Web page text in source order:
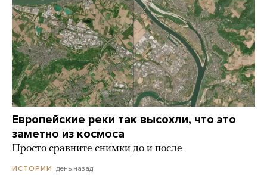
Европейские реки так высохли, что это
заметно из космоса
Просто сравните снимки до и после
ИСТОРИИ день назад